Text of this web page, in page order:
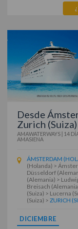
Desde
Zurich (Suiza)
AMAWATERWAYS | 14
AMASIENA
ÁMSTERDAM
(Holanda) >
Düsseldorf
(Alemania) >
Breisach
(Suiza) > Lucerna
(Suiza) > ZURICH
DICIEMBRE